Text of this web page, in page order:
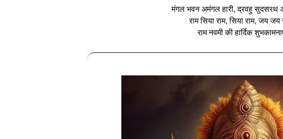
मंगल भवन अमंगल हारी, द्रवहु सुदसरथ
राम सिया राम, सिया राम, जय
राम नवमी की हार्दिक